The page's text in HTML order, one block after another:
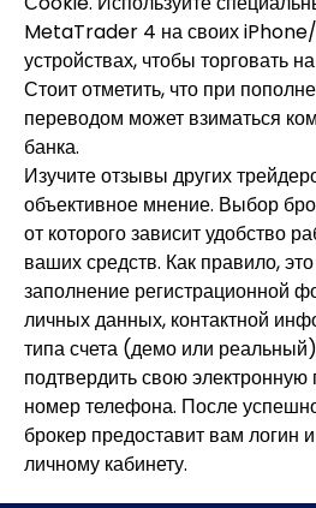
MetaTrader 4 на своих
устройствах, чтобы торговать
Стоит отметить, что при
переводом может взиматься
банка.
Изучите отзывы других
объективное мнение. Выбор
от которого зависит удобство
ваших средств. Как правило,
заполнение регистрационной
личных данных, контактной
типа счета (демо или
подтвердить свою электронную
номер телефона. После
брокер предоставит вам логин
личному кабинету.